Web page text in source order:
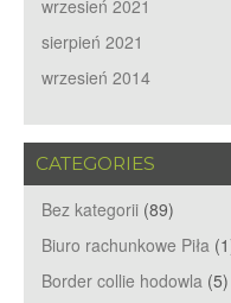
wrzesień 2021
sierpień 2021
wrzesień 2014
CATEGORIES
Bez kategorii (89)
Biuro rachunkowe Piła
Border collie hodowla (5)